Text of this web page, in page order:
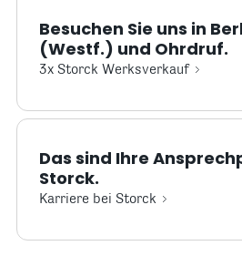
Besuchen Sie uns in
(Westf.) und Ohrdruf.
3x Storck Werksverkauf
Das sind Ihre
Storck.
Karriere bei Storck